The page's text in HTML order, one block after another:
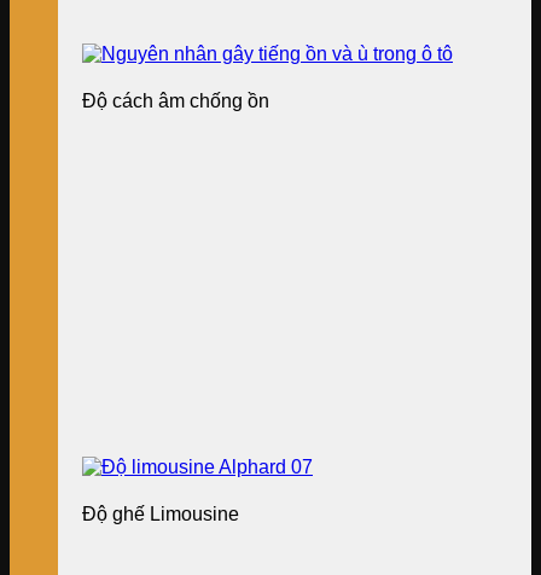
Độ cách âm chống ồn
Độ ghế Limousine